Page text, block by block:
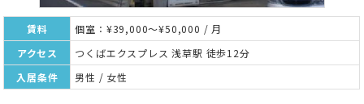
賃料
個室：¥39,000～¥50,000 / 月
アクセス
つくばエクスプレス 浅草駅 徒歩12分
入居条件
男性 / 女性